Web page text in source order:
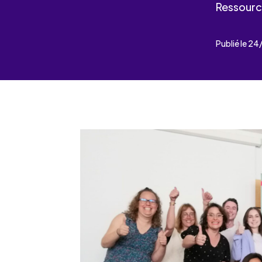
Publié le